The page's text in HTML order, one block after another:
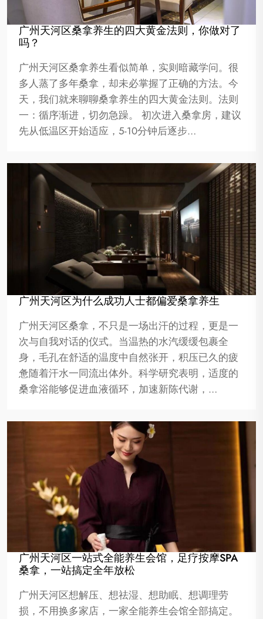
广州天河区桑拿养生的四大黄金法则，你做对了
吗？
广州天河区桑拿养生看似简单，实则暗藏学问。很
多人蒸了多年桑拿，却未必掌握了正确的方法。今
天，我们就来聊聊桑拿养生的四大黄金法则。法则
一：循序渐进，切勿急躁。 初次进入桑拿房，建议
先从低温区开始适应，5-10分钟后逐步…
广州天河区为什么成功人士都偏爱桑拿养生
广州天河区桑拿，不只是一场出汗的过程，更是一
次与自我对话的仪式。当温热的水汽缓缓包裹全
身，毛孔在舒适的温度中自然张开，积压已久的疲
惫随着汗水一同流出体外。科学研究表明，适度的
桑拿浴能够促进血液循环，加速新陈代谢，…
广州天河区一站式全能养生会馆，足疗按摩SPA
桑拿，一站搞定全年放松
广州天河区想解压、想祛湿、想助眠、想调理劳
损，不用换多家店，一家全能养生会馆全部搞定。